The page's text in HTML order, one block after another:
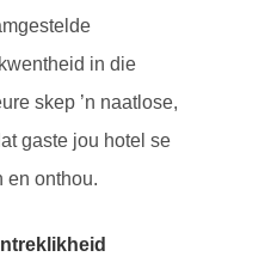
in die
skep ’n naatlose,
gaste jou hotel se
en onthou.